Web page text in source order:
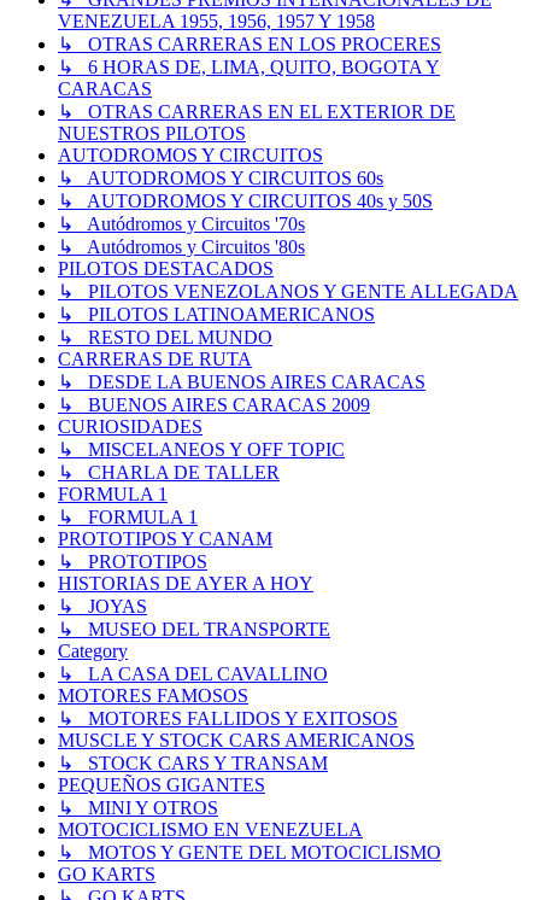
VENEZUELA 1955, 1956, 1957 Y 1958
↳ OTRAS CARRERAS EN LOS PROCERES
↳ 6 HORAS DE, LIMA, QUITO, BOGOTA Y
CARACAS
↳ OTRAS CARRERAS EN EL EXTERIOR DE
NUESTROS PILOTOS
AUTODROMOS Y CIRCUITOS
↳ AUTODROMOS Y CIRCUITOS 60s
↳ AUTODROMOS Y CIRCUITOS 40s y 50S
↳ Autódromos y Circuitos '70s
↳ Autódromos y Circuitos '80s
PILOTOS DESTACADOS
↳ PILOTOS VENEZOLANOS Y GENTE ALLEGADA
↳ PILOTOS LATINOAMERICANOS
↳ RESTO DEL MUNDO
CARRERAS DE RUTA
↳ DESDE LA BUENOS AIRES CARACAS
↳ BUENOS AIRES CARACAS 2009
CURIOSIDADES
↳ MISCELANEOS Y OFF TOPIC
↳ CHARLA DE TALLER
FORMULA 1
↳ FORMULA 1
PROTOTIPOS Y CANAM
↳ PROTOTIPOS
HISTORIAS DE AYER A HOY
↳ JOYAS
↳ MUSEO DEL TRANSPORTE
Category
↳ LA CASA DEL CAVALLINO
MOTORES FAMOSOS
↳ MOTORES FALLIDOS Y EXITOSOS
MUSCLE Y STOCK CARS AMERICANOS
↳ STOCK CARS Y TRANSAM
PEQUEÑOS GIGANTES
↳ MINI Y OTROS
MOTOCICLISMO EN VENEZUELA
↳ MOTOS Y GENTE DEL MOTOCICLISMO
GO KARTS